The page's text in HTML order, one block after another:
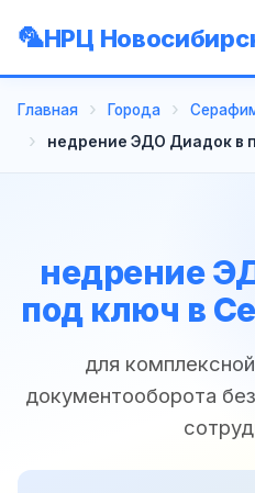
НРЦ
Главная Города
недрение ЭДО Диадок в
недрение
под ключ в
для
документооборота